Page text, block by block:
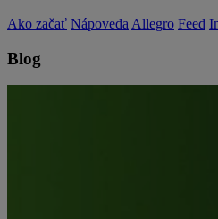
Ako začať Nápoveda Allegro Feed
Blog